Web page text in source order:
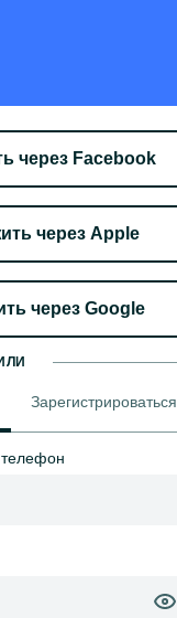
через Facebook
через Apple
через Google
Зарегистрироваться